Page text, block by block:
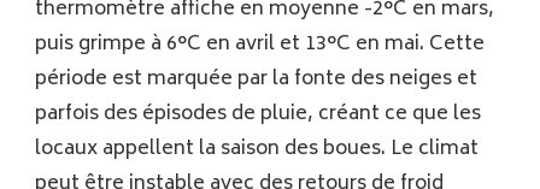
thermomètre affiche en moyenne -2°C en mars,
puis grimpe à 6°C en avril et 13°C en mai. Cette
période est marquée par la fonte des neiges et
parfois des épisodes de pluie, créant ce que les
locaux appellent la saison des boues. Le climat